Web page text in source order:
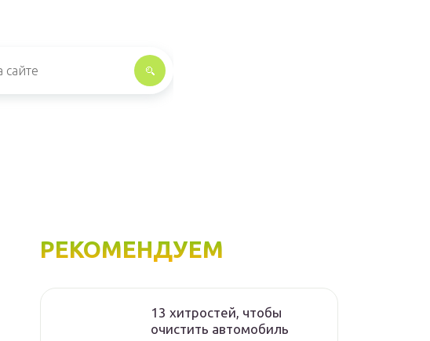
РЕКОМЕНДУЕМ
13 хитростей, чтобы
очистить автомобиль